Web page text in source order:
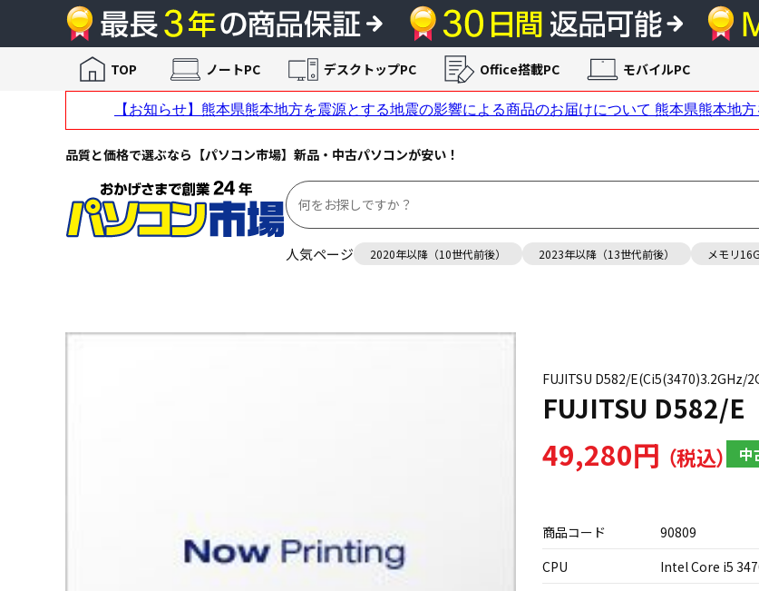
品質と価格で選ぶなら【パソコン市場】新品・中古パソコンが安い！
人気ページ 2020年以降（10世代前後） 2023年以降（13世代前後） メモリ
TOP ノートPC デスクトップPC Office搭載PC モバイルPC
FUJITSU D582/E(Ci5(3470)3.2GHz/
FUJITSU D582/E
49,280円 中
商品コード
90809
CPU
Intel Core i5